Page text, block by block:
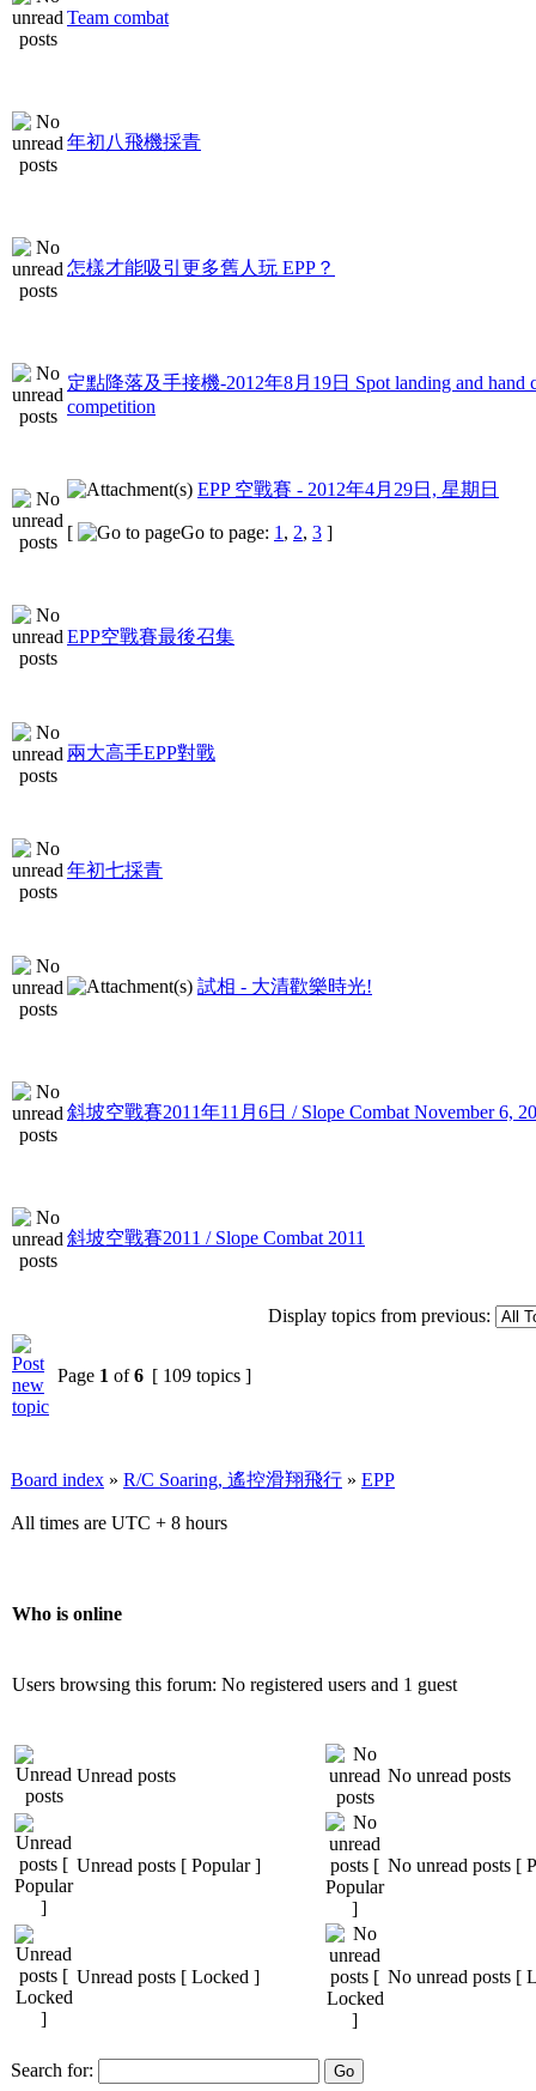
Team combat
年初八飛機採青
怎樣才能吸引更多舊人玩 EPP？
定點降落及手接機-2012年8月19日 Spot landing and hand
competition
EPP 空戰賽 - 2012年4月29日, 星期日
[ Go to page: 1 , 2, 3 ]
EPP空戰賽最後召集
兩大高手EPP對戰
年初七採青
試相 - 大清歡樂時光!
斜坡空戰賽2011年11月6日 / Slope Combat November 6,
斜坡空戰賽2011 / Slope Combat 2011
Display topics from previous:
Page 1 of6 [ 109 topics ]
Board index » R/C Soaring, 遙控滑翔飛行 » EPP
All times are UTC + 8 hours
Who is online
Users browsing this forum: No registered users and 1 guest
Unread posts No unread posts
Unread posts [ Popular ] No unread posts [
Unread posts [ Locked ] No unread posts [
Search for: